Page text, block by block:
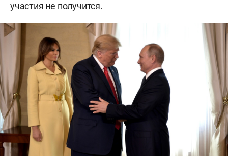
участия не получится.